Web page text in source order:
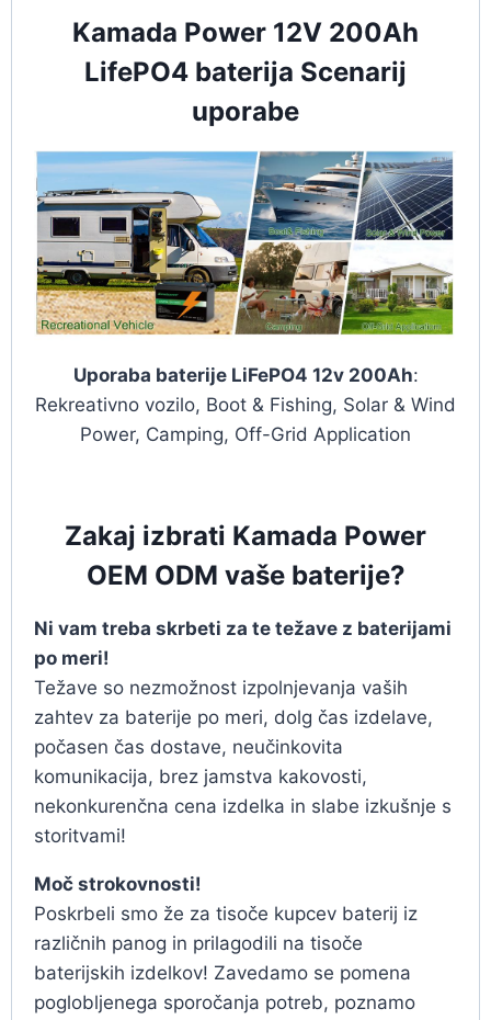
Kamada Power 12V 200Ah
LifePO4 baterija Scenarij
uporabe
Uporaba baterije LiFePO4 12v 200Ah:
Rekreativno vozilo, Boot & Fishing, Solar & Wind
Power, Camping, Off-Grid Application
Zakaj izbrati Kamada Power
OEM ODM vaše baterije?
Ni vam treba skrbeti za te težave z baterijami
po meri!
Težave so nezmožnost izpolnjevanja vaših
zahtev za baterije po meri, dolg čas izdelave,
počasen čas dostave, neučinkovita
komunikacija, brez jamstva kakovosti,
nekonkurenčna cena izdelka in slabe izkušnje s
storitvami!
Moč strokovnosti!
Poskrbeli smo že za tisoče kupcev baterij iz
različnih panog in prilagodili na tisoče
baterijskih izdelkov! Zavedamo se pomena
poglobljenega sporočanja potreb, poznamo